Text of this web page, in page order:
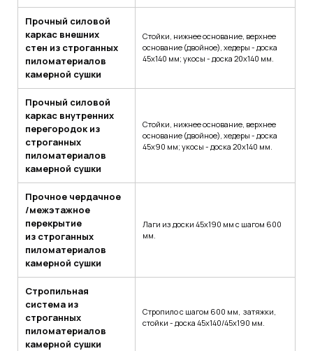
Прочный силовой
каркас внешних
стен из строганных
пиломатериалов
камерной сушки
Стойки, нижнее основание, верхнее
основание (двойное), хедеры - доска
45х140 мм; укосы - доска 20х140 мм.
Прочный силовой
каркас внутренних
перегородок из
строганных
пиломатериалов
камерной сушки
Стойки, нижнее основание, верхнее
основание (двойное), хедеры - доска
45х90 мм; укосы - доска 20х140 мм.
Прочное чердачное
/межэтажное
перекрытие
из строганных
пиломатериалов
камерной сушки
Лаги из доски 45х190 мм с шагом 600
мм.
Стропильная
система из
строганных
пиломатериалов
камерной сушки
Стропило с шагом 600 мм, затяжки,
стойки - доска 45х140/45х190 мм.